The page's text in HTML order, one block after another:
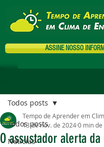
ASSINE NOSSO
Todos posts
Notícias
Todos posts
O assustador alerta da
Tempo de Aprender em
13 de nov. de 20240 min